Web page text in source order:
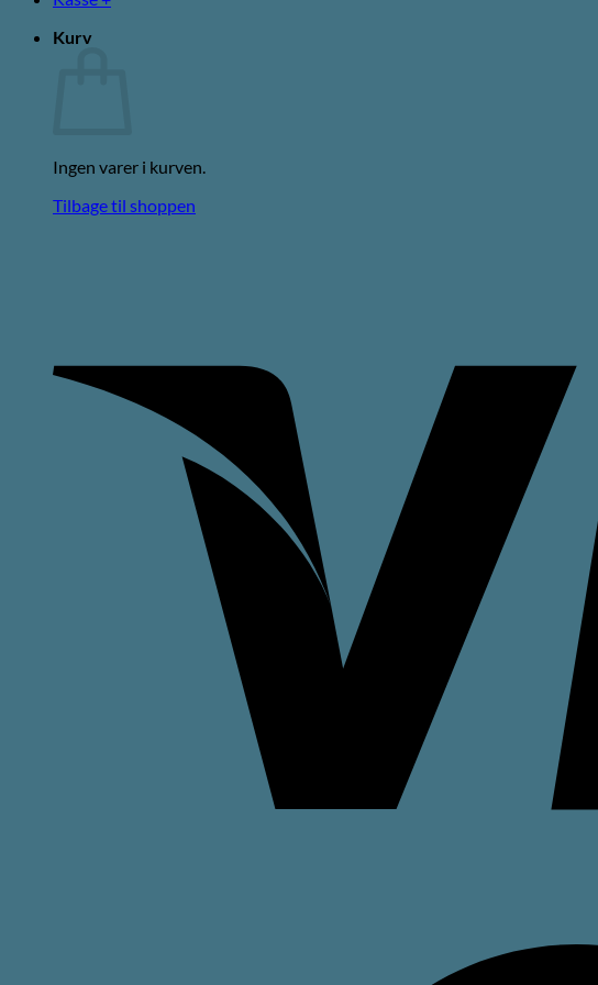
Kurv
Ingen varer i kurven.
Tilbage til shoppen